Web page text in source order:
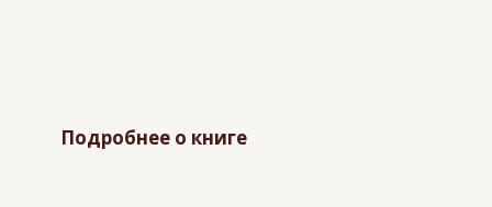
Подробнее о книге